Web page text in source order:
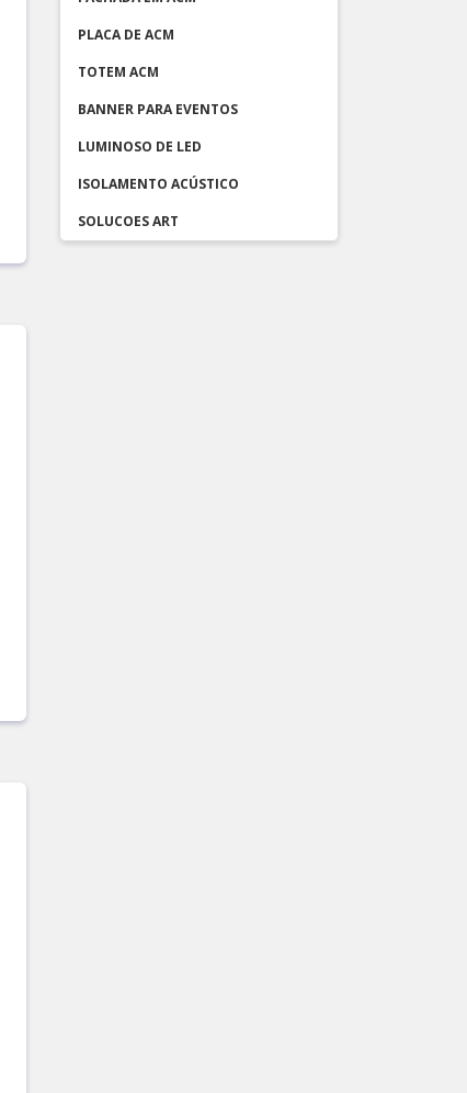
PLACA DE ACM
TOTEM ACM
BANNER PARA EVENTOS
LUMINOSO DE LED
ISOLAMENTO ACÚSTICO
SOLUCOES ART